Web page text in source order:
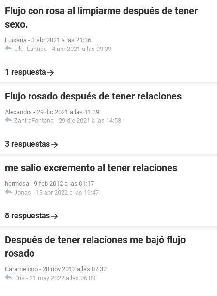
Flujo con rosa al limpiarme después de tener
sexo.
Luisana - 3 abr 2021 a las 21:36
Elki_Lahuea - 4 abr 2021 a las 09:39
1 respuesta
Flujo rosado después de tener relaciones
Alexandra - 29 dic 2021 a las 11:39
ZahiraFontana - 29 dic 2021 a las 14:58
3 respuestas
me salio excremento al tener relaciones
hermosa - 9 feb 2012 a las 01:17
Jonas - 13 abr 2022 a las 19:47
8 respuestas
Después de tener relaciones me bajó flujo
rosado
Caramelooo - 28 nov 2012 a las 07:32
Cris - 21 may 2022 a las 06:00